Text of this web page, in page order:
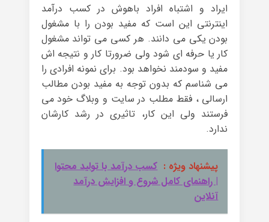
ایراد و اشتباه افراد باهوش در کسب درآمد
اینترنتی این است که مفید بودن را با مشغول
بودن یکی می دانند. هر کسی می تواند مشغول
کار یا حرفه ای شود ولی ضرورتا کار و نتیجه اش
مفید و سودمند نخواهد بود. برای نمونه افرادی را
می شناسم که بدون توجه به مفید بودن مطالب
ارسالی ، فقط مطلب در سایت و وبلاگ خود می
فرستند ولی این کار، تاثیری در رشد کارشان
ندارد.
پیشنهاد ویژه : کسب درآمد با تولید محتوا
| راهنمای کامل شروع و افزایش درآمد
آنلاین